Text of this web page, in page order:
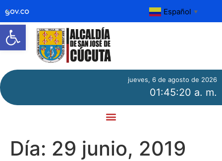
Abrir barra de herramientas
Español ▼
jueves, 6 de agosto de 2026
01:45:20 a. m.
Día: 29 junio, 2019